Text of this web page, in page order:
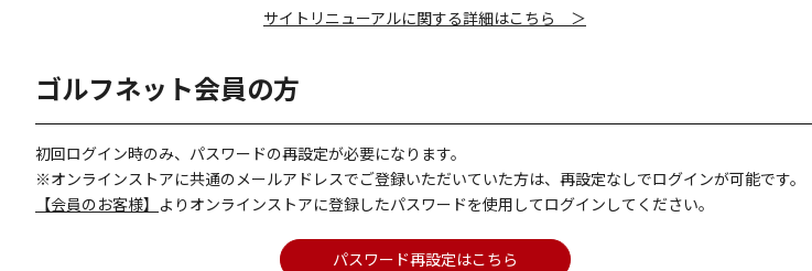
サイトリニューアルに関する詳細はこちら ＞
ゴルフネット会員の方
初回ログイン時のみ、パスワードの再設定が必要になります。
※オンラインストアに共通のメールアドレスでご登録いただいていた方は、再設定なしでログインが可能です。
【会員のお客様】 よりオンラインストアに登録したパスワードを使用してログインしてください。
パスワード再設定はこちら